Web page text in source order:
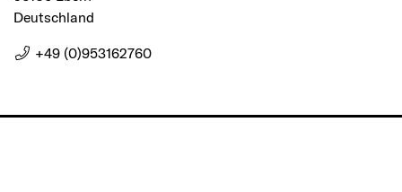
Deutschland
+49 (0)953162760